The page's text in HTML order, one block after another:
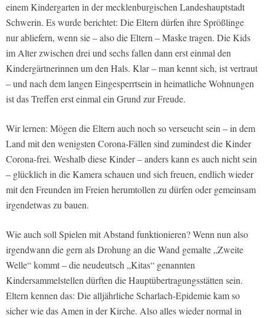
einem Kindergarten in der mecklenburgischen Landeshauptstadt
Schwerin. Es wurde berichtet: Die Eltern dürfen ihre Sprößlinge
nur abliefern, wenn sie – also die Eltern – Maske tragen. Die Kids
im Alter zwischen drei und sechs fallen dann erst einmal den
Kindergärtnerinnen um den Hals. Klar – man kennt sich, ist vertraut
– und nach dem langen Eingesperrtsein in heimatliche Wohnungen
ist das Treffen erst einmal ein Grund zur Freude.
Wir lernen: Mögen die Eltern auch noch so verseucht sein – in dem
Land mit den wenigsten Corona-Fällen sind zumindest die Kinder
Corona-frei. Weshalb diese Kinder – anders kann es auch nicht sein
– glücklich in die Kamera schauen und sich freuen, endlich wieder
mit den Freunden im Freien herumtollen zu dürfen oder gemeinsam
irgendetwas zu bauen.
Wie auch soll Spielen mit Abstand funktionieren? Wenn nun also
irgendwann die gern als Drohung an die Wand gemalte „Zweite
Welle“ kommt – die neudeutsch „Kitas“ genannten
Kindersammelstellen dürften die Hauptübertragungsstätten sein.
Eltern kennen das: Die alljährliche Scharlach-Epidemie kam so
sicher wie das Amen in der Kirche. Also alles wieder normal in